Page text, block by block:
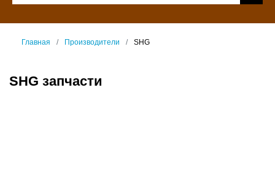
Главная Производители SHG
SHG запчасти